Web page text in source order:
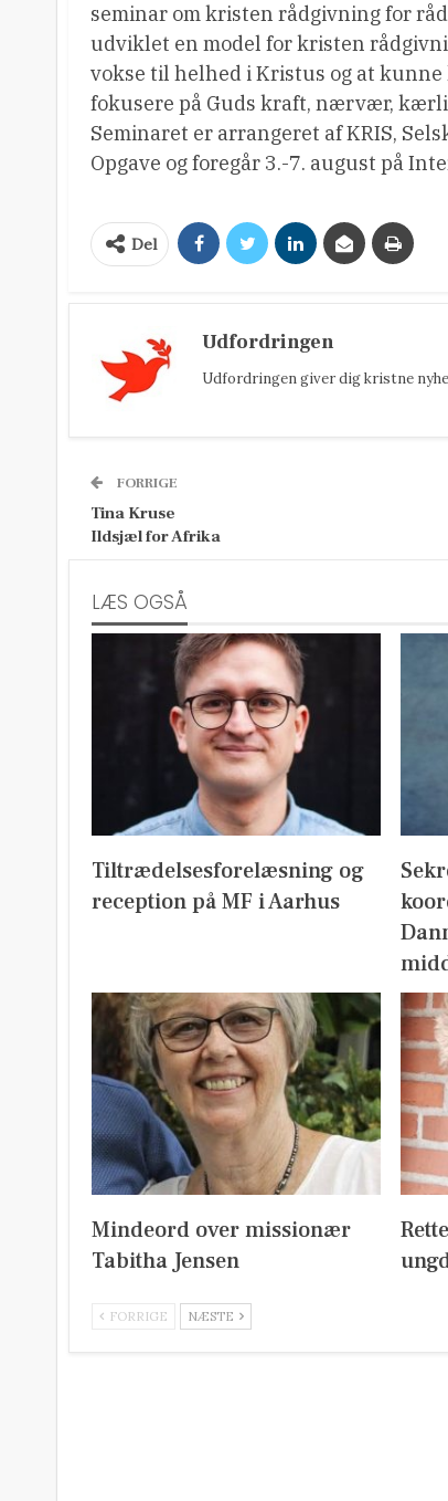
seminar om kristen rådgivning for
udviklet en model for kristen
vokse til helhed i Kristus og at
fokusere på Guds kraft, nærvær,
Seminaret er arrangeret af KRIS,
Opgave og foregår 3.-7. august på
Del
Udfordringen
Udfordringen giver dig kristne
FORRIGE
Tina Kruse
Ildsjæl for Afrika
LÆS OGSÅ
Tiltrædelsesforelæsning og
reception på MF i Aarhus
Mindeord over missionær
Tabitha Jensen
FORRIGE NÆSTE